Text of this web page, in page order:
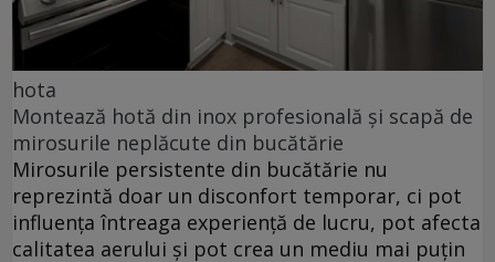
hota
Montează hotă din inox profesională și scapă de
mirosurile neplăcute din bucătărie
Mirosurile persistente din bucătărie nu
reprezintă doar un disconfort temporar, ci pot
influența întreaga experiență de lucru, pot afecta
calitatea aerului și pot crea un mediu mai puțin